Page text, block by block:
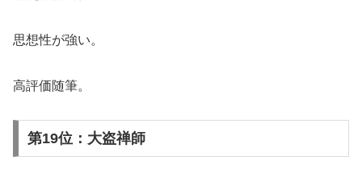
思想性が強い。
高評価随筆。
第19位：大盗禅師